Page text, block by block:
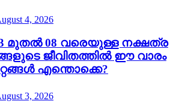
4, 2026
03 മുതൽ 08 വരെയുള്ള നക്ഷത്ര
ജീവിതത്തിൽ ഈ വാരം
എന്തൊക്കെ?
3, 2026